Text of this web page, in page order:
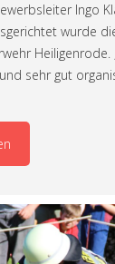
Ingo
wurde
Heiligenrode.
sehr gut